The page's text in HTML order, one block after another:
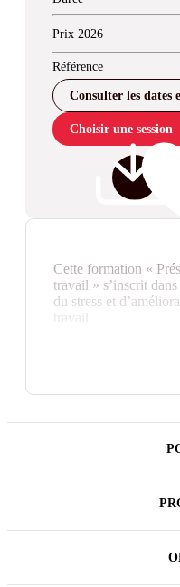
Prix 2026
Référence
Consulter les dates
Choisir une session
Cette formation «
travail » s’inscrit
du stress et
travail.
Elle permet de
propres facteurs de
anticipation et de